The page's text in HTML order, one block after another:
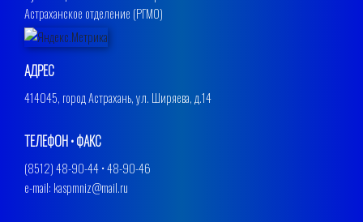
Астраханское отделение (РГМО)
АДРЕС
414045, город Астрахань, ул. Ширяева, д.14
ТЕЛЕФОН • ФАКС
(8512) 48-90-44 • 48-90-46
e-mail: kaspmniz@mail.ru